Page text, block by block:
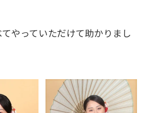
やっていただけて助かりまし